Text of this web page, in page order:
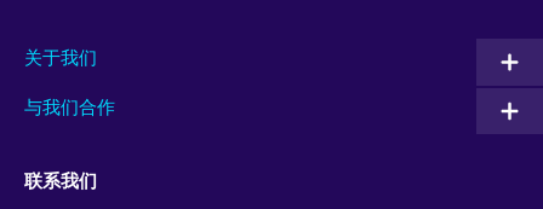
关于我们
与我们合作
联系我们